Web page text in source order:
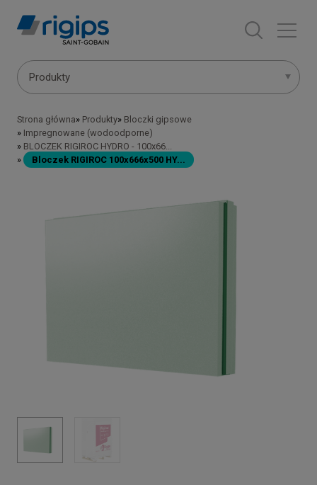
Main
submenu
Produkty
Ścieżka
nawigacyjna
Strona główna Produkty
Bloczki gipsowe
Impregnowane (wodoodporne)
BLOCZEK RIGIROC HYDRO - 100x66...
Bloczek RIGIROC 100x666x500 HY...